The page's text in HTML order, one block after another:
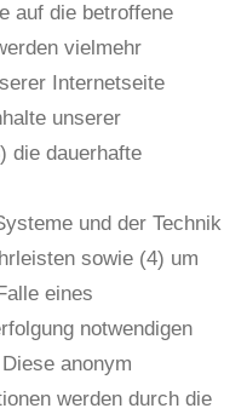
auf die betroffene
vielmehr
Internetseite
unserer
die dauerhafte
und der Technik
sowie (4) um
eines
notwendigen
anonym
werden durch die